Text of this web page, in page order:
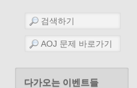
다가오는 이벤트들